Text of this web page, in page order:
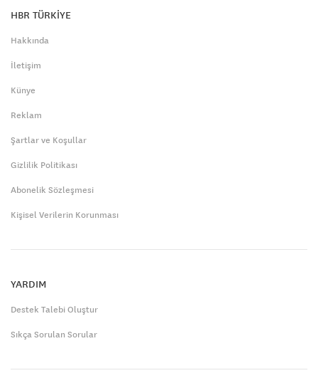
HBR TÜRKİYE
Hakkında
İletişim
Künye
Reklam
Şartlar ve Koşullar
Gizlilik Politikası
Abonelik Sözleşmesi
Kişisel Verilerin Korunması
YARDIM
Destek Talebi Oluştur
Sıkça Sorulan Sorular